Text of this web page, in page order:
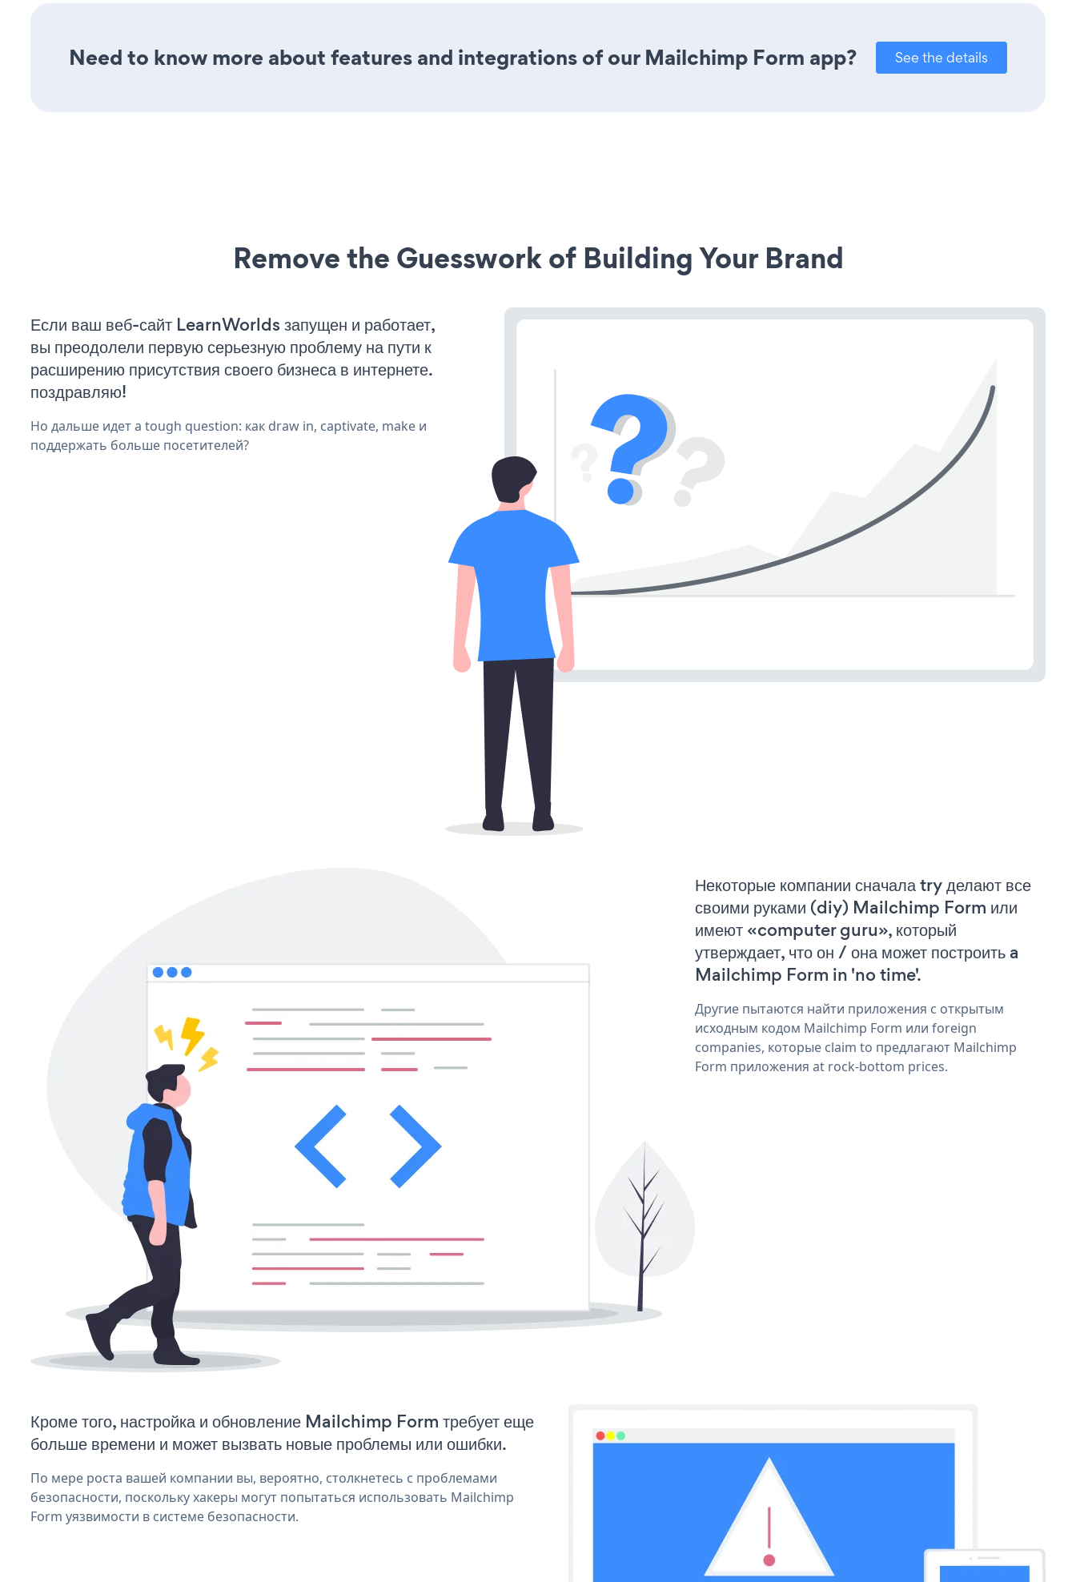
Need to know more about features and integrations of our Mailchimp Form app? See the details
Remove the Guesswork of Building Your Brand
Если ваш веб-сайт LearnWorlds запущен и работает,
вы преодолели первую серьезную проблему на пути к
расширению присутствия своего бизнеса в интернете.
поздравляю!
Но дальше идет a tough question: как draw in, captivate, make и
поддержать больше посетителей?
Некоторые компании сначала try делают все
своими руками (diy) Mailchimp Form или
имеют «computer guru», который
утверждает, что он / она может построить a
Mailchimp Form in 'no time'.
Другие пытаются найти приложения с открытым
исходным кодом Mailchimp Form или foreign
companies, которые claim to предлагают Mailchimp
Form приложения at rock-bottom prices.
Кроме того, настройка и обновление Mailchimp Form требует еще
больше времени и может вызвать новые проблемы или ошибки.
По мере роста вашей компании вы, вероятно, столкнетесь с проблемами
безопасности, поскольку хакеры могут попытаться использовать Mailchimp
Form уязвимости в системе безопасности.